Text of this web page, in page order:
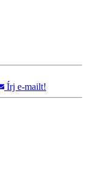
Írj e-mailt!